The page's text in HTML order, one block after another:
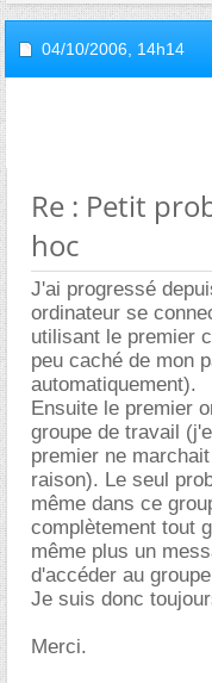
04/10/2006, 14h14
Re : Petit
hoc
J'ai progressé
ordinateur se
utilisant le premier
peu caché de mon
automatiquement).
Ensuite le premier
groupe de travail
premier ne
raison). Le seul
même dans ce
complètement tout
même plus un
d'accéder au
Je suis donc
Merci.